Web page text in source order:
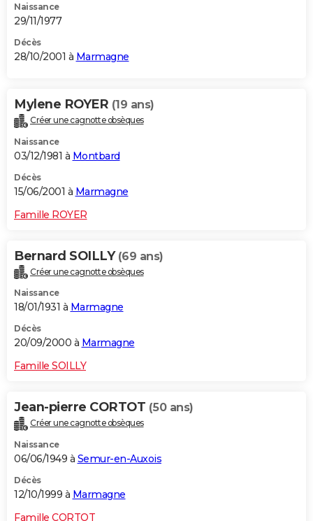
Naissance
29/11/1977
Décès
28/10/2001 à Marmagne
Mylene ROYER (19 ans)
Créer une cagnotte obsèques
Naissance
03/12/1981 à Montbard
Décès
15/06/2001 à Marmagne
Famille ROYER
Bernard SOILLY (69 ans)
Créer une cagnotte obsèques
Naissance
18/01/1931 à Marmagne
Décès
20/09/2000 à Marmagne
Famille SOILLY
Jean-pierre CORTOT (50 ans)
Créer une cagnotte obsèques
Naissance
06/06/1949 à Semur-en-Auxois
Décès
12/10/1999 à Marmagne
Famille CORTOT